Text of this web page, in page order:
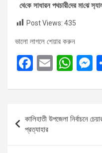
থে‌কে সাধারন পথচারী‌দের মা‌ঝে
Post Views: 435
ভালো লাগলে শেয়ার করুন
F
ce
b
o
o
E
ail
W
at
s
A
p
g
navigation
কালিহাতী উপজেলা নির্বাচনে
প্রত্যাহার